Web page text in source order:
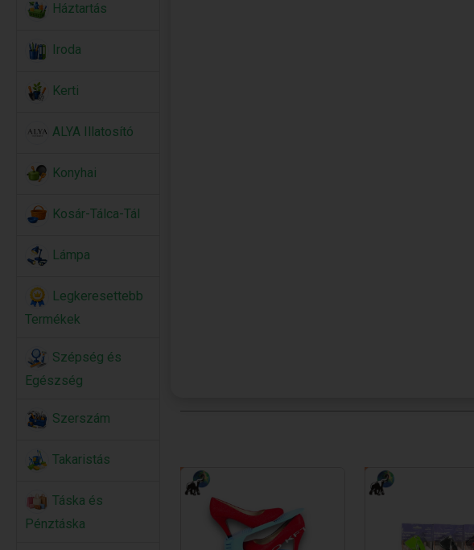
Háztartás
Iroda
Kerti
ALYA Illatosító
Konyhai
Kosár-Tálca-Tál
Lámpa
Legkeresettebb
Termékek
Szépség és
Egészség
Szerszám
Takaristás
Táska és
Pénztáska